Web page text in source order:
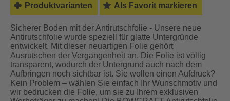
Produktvarianten Als Favorit markieren
Sicherer Boden mit der Antirutschfolie - Unsere neue
Antirutschfolie wurde speziell für glatte Untergründe
entwickelt. Mit dieser neuartigen Folie gehört
Ausrutschen der Vergangenheit an. Die Folie ist völlig
transparent, wodurch der Untergrund auch nach dem
Aufbringen noch sichtbar ist. Sie wollen einen Aufdruck?
Kein Problem – wählen Sie einfach Ihr Wunschmotiv und
wir bedrucken die Folie, um sie zu Ihrem exklusiven